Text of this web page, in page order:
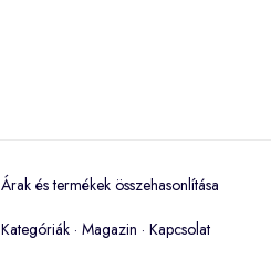
Árak és termékek összehasonlítása
Kategóriák · Magazin · Kapcsolat